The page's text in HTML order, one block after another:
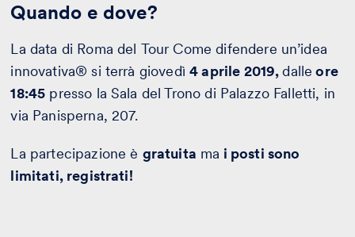
Quando e dove?
La data di Roma del Tour Come difendere un’idea
innovativa® si terrà giovedì4 aprile 2019,dalle ore
18:45 presso la Sala del Trono di Palazzo Falletti, in
via Panisperna, 207.
La partecipazione è gratuita ma i posti sono
limitati, registrati!